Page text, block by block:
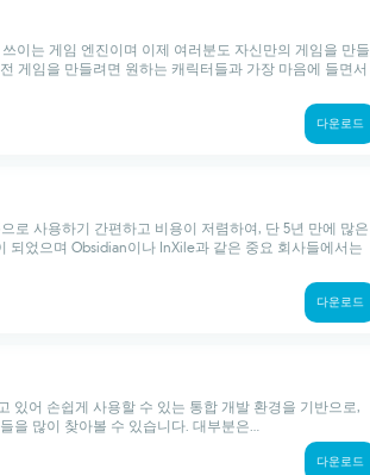
이는 게임 엔진이며 이제 여러분도 자신만의 게임을 만들
게임을 만들려면 원하는 캐릭터들과 가장 마음에 들면서
다운로드
로 사용하기 간편하고 비용이 저렴하여, 단 5년 만에 많은
되었으며 Obsidian이나 InXile과 같은 중요 회사들에서는
다운로드
있어 손쉽게 사용할 수 있는 통합 개발 환경을 기반으로,
을 많이 찾아볼 수 있습니다. 대부분은...
다운로드